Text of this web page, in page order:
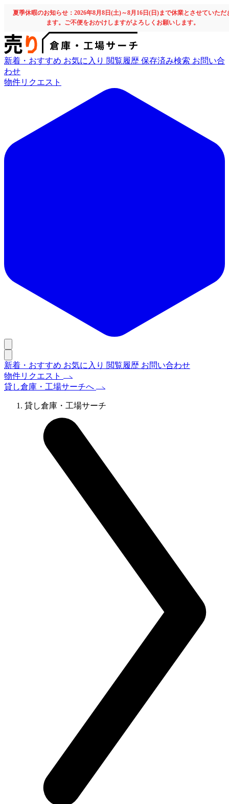
夏季休暇のお知らせ：2026年8月8日(土)～8月16日(日)まで休業とさせていただ
ます。ご不便をおかけしますがよろしくお願いします。
新着・おすすめ お気に入り 閲覧履歴 保存済み検索 お問い合
わせ
物件リクエスト
新着・おすすめ お気に入り 閲覧履歴 お問い合わせ
物件リクエスト
貸し倉庫・工場サーチへ
貸し倉庫・工場サーチ